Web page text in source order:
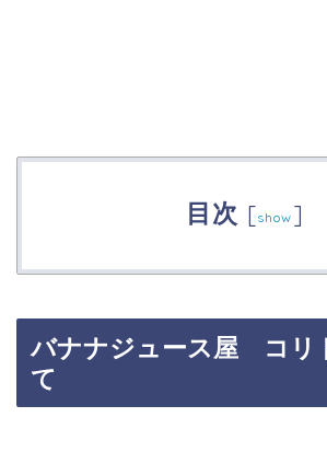
目次 [show ]
バナナジュース屋 コリ
て